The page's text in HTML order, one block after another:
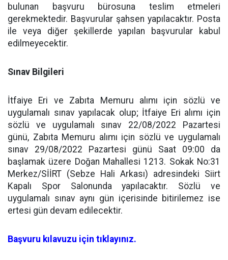
bulunan başvuru bürosuna teslim etmeleri
gerekmektedir. Başvurular şahsen yapılacaktır. Posta
ile veya diğer şekillerde yapılan başvurular kabul
edilmeyecektir.
Sınav Bilgileri
İtfaiye Eri ve Zabıta Memuru alımı için sözlü ve
uygulamalı sınav yapılacak olup; İtfaiye Eri alımı için
sözlü ve uygulamalı sınav 22/08/2022 Pazartesi
günü, Zabıta Memuru alımı için sözlü ve uygulamalı
sınav 29/08/2022 Pazartesi günü Saat 09:00 da
başlamak üzere Doğan Mahallesi 1213. Sokak No:31
Merkez/SİİRT (Sebze Hali Arkası) adresindeki Siirt
Kapalı Spor Salonunda yapılacaktır. Sözlü ve
uygulamalı sınav aynı gün içerisinde bitirilemez ise
ertesi gün devam edilecektir.
Başvuru kılavuzu için tıklayınız.